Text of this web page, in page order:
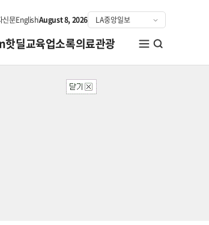
신문EnglishAugust 8, 2026
핫딜교육업소록의료관광